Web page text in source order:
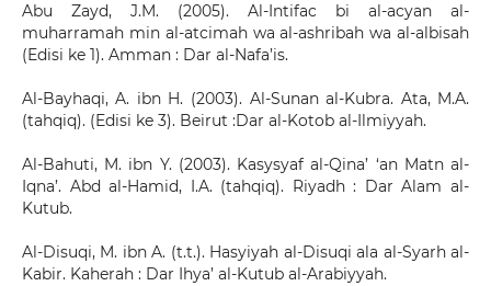
Abu Zayd, J.M. (2005). Al-Intifac bi al-acyan al-
muharramah min al-atcimah wa al-ashribah wa al-albisah
(Edisi ke 1). Amman : Dar al-Nafa’is.
Al-Bayhaqi, A. ibn H. (2003). Al-Sunan al-Kubra. Ata, M.A.
(tahqiq). (Edisi ke 3). Beirut :Dar al-Kotob al-Ilmiyyah.
Al-Bahuti, M. ibn Y. (2003). Kasysyaf al-Qina’ ‘an Matn al-
Iqna’. Abd al-Hamid, I.A. (tahqiq). Riyadh : Dar Alam al-
Kutub.
Al-Disuqi, M. ibn A. (t.t.). Hasyiyah al-Disuqi ala al-Syarh al-
Kabir. Kaherah : Dar Ihya’ al-Kutub al-Arabiyyah.